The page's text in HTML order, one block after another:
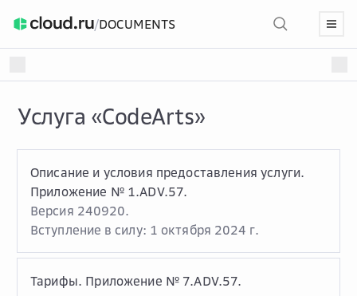
/DOCUMENTS
Услуга «CodeArts»
Описание и условия предоставления услуги.
Приложение № 1.ADV.57.
Версия 240920.
Вступление в силу: 1 октября 2024 г.
Тарифы. Приложение № 7.ADV.57.